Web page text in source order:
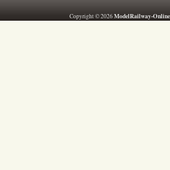
Copyright © 2026ModelRailway-Online